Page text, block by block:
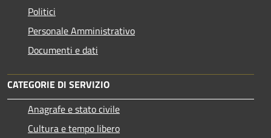
Politici
Personale Amministrativo
Documenti e dati
CATEGORIE DI SERVIZIO
Anagrafe e stato civile
Cultura e tempo libero